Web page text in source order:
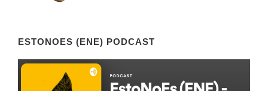
ESTONOES (ENE) PODCAST